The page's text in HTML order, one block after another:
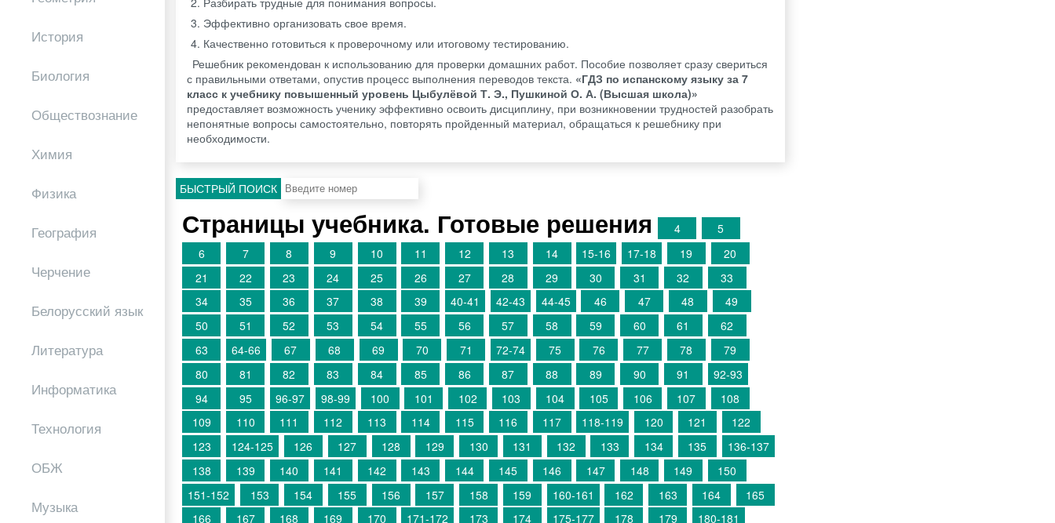
История
Биология
Обществознание
Химия
Физика
География
Черчение
Белорусский язык
Литература
Информатика
Технология
ОБЖ
Музыка
Эффективно организовать свое время.
Качественно готовиться к проверочному или итоговому тестированию.
Решебник рекомендован к использованию для проверки домашних работ. Пособие позволяет сразу свериться
с правильными ответами, опустив процесс выполнения переводов текста. «ГДЗ по испанскому языку за 7
класс к учебнику повышенный уровень Цыбулёвой Т. Э., Пушкиной О. А. (Высшая школа)»
предоставляет возможность ученику эффективно освоить дисциплину, при возникновении трудностей разобрать
непонятные вопросы самостоятельно, повторять пройденный материал, обращаться к решебнику при
необходимости.
БЫСТРЫЙ ПОИСК
Страницы учебника. Готовые решения 4
5
6
7 8 9 10 11 12 13 14 15-16 17-18 19
20
21
22 23 24 25 26 27 28 29 30 31 32
33
34
35 36 37 38 39 40-41 42-43 44-45 46 47 48
49
50
51 52 53 54 55 56 57 58 59 60 61
62
63
64-66 67 68 69 70 71 72-74 75 76 77 78
79
80
81 82 83 84 85 86 87 88 89 90 91
92-93
94
95 96-97 98-99 100 101 102 103 104 105 106 107
108
109
110 111 112 113 114 115 116 117 118-119 120 121
122
123
124-125 126 127 128 129 130 131 132 133 134 135
136-137
138
139 140 141 142 143 144 145 146 147 148 149
150
151-152
153 154 155 156 157 158 159 160-161 162 163 164
165
166
167 168 169 170 171-172 173 174 175-177 178 179
180-181